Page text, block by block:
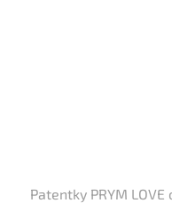
Patentky PRYM